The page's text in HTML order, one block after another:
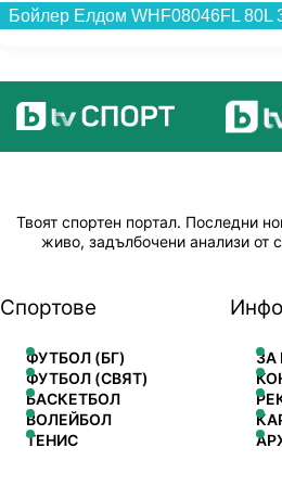
Твоят спортен портал. Последни
живо, задълбочени анализи от
Спортове
ФУТБОЛ (БГ)
ФУТБОЛ (СВЯТ)
БАСКЕТБОЛ
ВОЛЕЙБОЛ
ТЕНИС
ЗА